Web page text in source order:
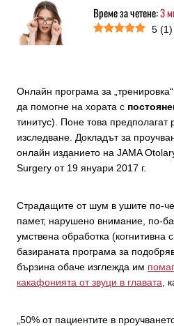
Време за четене:3
5 (1)
Онлайн програма за
да помогне на хората с
тинитус). Поне това предполагат
изследване. Докладът за
онлайн изданието на JAMA
Surgery от 19 януари 2017 г.
Страдащите от шум в ушите по-
памет, нарушено внимание, по-
умствена обработка (когнитивна
базираната програма за
бързина обаче изглежда им
какафонията от звуци в главата ,
„50% от пациентите в